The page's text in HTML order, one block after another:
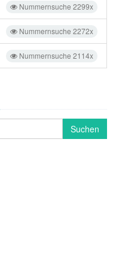
Nummernsuche 2299x
Nummernsuche 2272x
Nummernsuche 2114x
Suchen